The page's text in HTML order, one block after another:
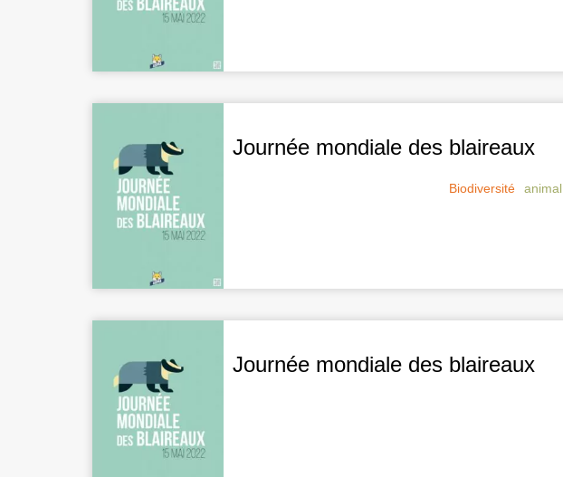
Journée mondiale des blaireaux
Biodiversité animal,
Journée mondiale des blaireaux